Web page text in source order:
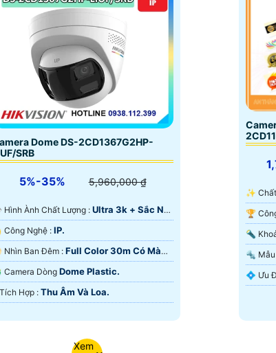
Dome DS-2CD1367G2HP-
SRB
5%-35% 5,960,000 ₫
👁 Hình Ành Chất Lượng :Ultra 3k + Sắc Nét
👍 Công Nghệ : IP.
🌔 Nhìn Ban Đêm : Full Color 30m Có Màu
Ðêm.
🐉️ Camera Dòng Dome Plastic.
️₤ Tích Hợp :Thu Âm Và Loa.
✨
Có🔩
Xem